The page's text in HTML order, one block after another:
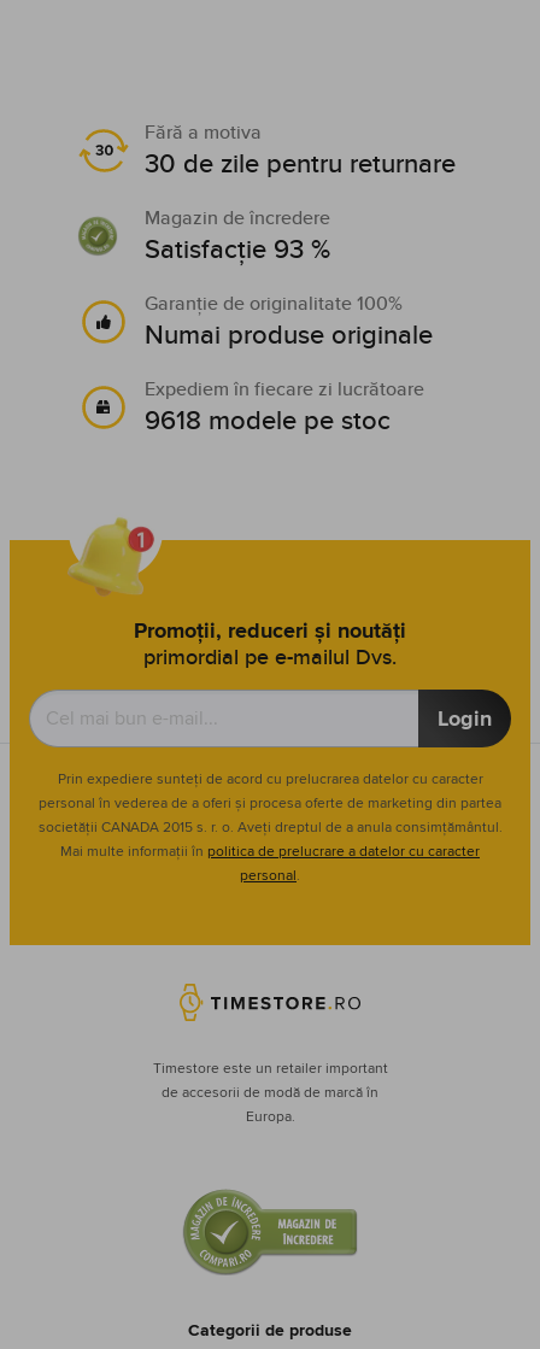
Fără a motiva
30 de zile pentru returnare
Magazin de încredere
Satisfacție 93 %
Garanție de originalitate 100%
Numai produse originale
Expediem în fiecare zi lucrătoare
9618 modele pe stoc
Promoții, reduceri și noutăți
primordial pe e-mailul Dvs.
Login
Prin expediere sunteți de acord cu prelucrarea datelor cu caracter
personal în vederea de a oferi și procesa oferte de marketing din partea
societății CANADA 2015 s. r. o. Aveți dreptul de a anula consimțământul.
Mai multe informații în politica de prelucrare a datelor cu caracter
personal.
Timestore este un retailer important
de accesorii de modă de marcă în
Europa.
Categorii de produse